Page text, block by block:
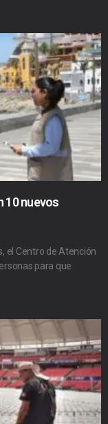
10 nuevos
el Centro de Atención
para que